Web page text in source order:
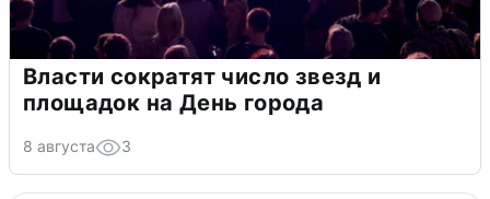
Власти сократят число звезд и
площадок на День города
8 августа 3